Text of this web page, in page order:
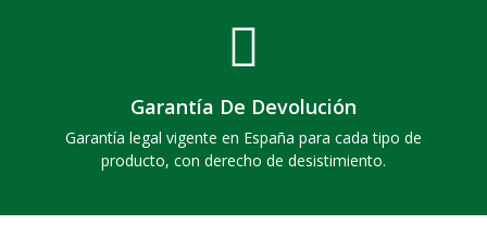
Garantía De Devolución
Garantía legal vigente en España para cada tipo de
producto, con derecho de desistimiento.